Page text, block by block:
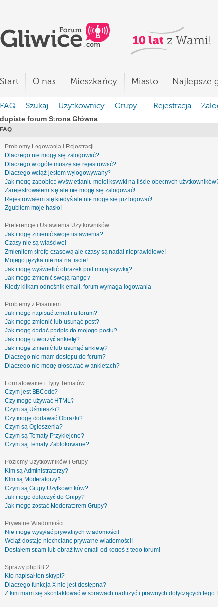
Start O nas Mieszkańcy Miasto Najlepsze
FAQ Szukaj Użytkownicy Grupy Rejestracja
dupiate forum Strona Główna
FAQ
Problemy Logowania i Rejestracji
Dlaczego nie mogę się zalogować?
Dlaczego w ogóle muszę się rejestrować?
Dlaczego wciąż jestem wylogowywany?
Jak mogę zapobiec wyświetlaniu mojej ksywki na liście obecnych
Zarejestrowałem się ale nie mogę się zalogować!
Rejestrowałem się kiedyś ale nie mogę się już logować!
Zgubiłem moje hasło!
Preferencje i Ustawienia Użytkowników
Jak mogę zmienić swoje ustawienia?
Czasy nie są właściwe!
Zmieniłem strefę czasową ale czasy są nadal nieprawidłowe!
Mojego języka nie ma na liście!
Jak mogę wyświetlić obrazek pod moją ksywką?
Jak mogę zmienić swoją rangę?
Kiedy klikam odnośnik email, forum wymaga logowania
Problemy z Pisaniem
Jak mogę napisać temat na forum?
Jak mogę zmienić lub usunąć post?
Jak mogę dodać podpis do mojego postu?
Jak mogę utworzyć ankietę?
Jak mogę zmienić lub usunąć ankietę?
Dlaczego nie mam dostępu do forum?
Dlaczego nie mogę głosować w ankietach?
Formatowanie i Typy Tematów
Czym jest BBCode?
Czy mogę używać HTML?
Czym są Uśmieszki?
Czy mogę dodawać Obrazki?
Czym są Ogłoszenia?
Czym są Tematy Przyklejone?
Czym są Tematy Zablokowane?
Poziomy Użytkowników i Grupy
Kim są Administratorzy?
Kim są Moderatorzy?
Czym są Grupy Użytkowników?
Jak mogę dołączyć do Grupy?
Jak mogę zostać Moderatorem Grupy?
Prywatne Wiadomości
Nie mogę wysyłać prywatnych wiadomości!
Wciąż dostaję niechciane prywatne wiadomości!
Dostałem spam lub obraźliwy email od kogoś z tego forum!
Sprawy phpBB 2
Kto napisał ten skrypt?
Dlaczego funkcja X nie jest dostępna?
Z kim mam się skontaktować w sprawach nadużyć i prawnych dotyczących tego